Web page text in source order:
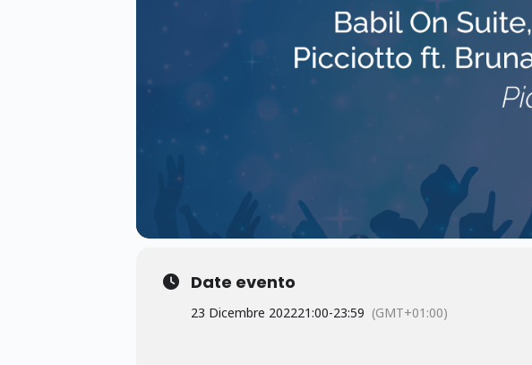
Date evento
23 Dicembre 202221:00-23:59 (GMT+01:00)